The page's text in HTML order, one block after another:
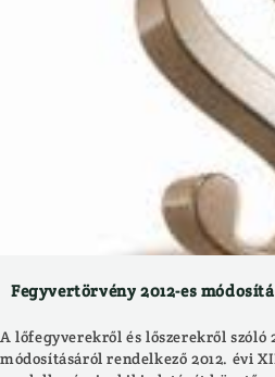
Fegyvertörvény 2012-es
A lőfegyverekről és lőszerekről szóló
módosításáról rendelkező 2012. évi